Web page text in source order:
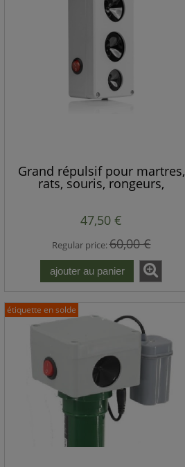
Grand répulsif pour martres,
rats, souris, rongeurs,
renards, ratons laveurs, chats
parleurs
47,50 €
Regular price:60,00 €
ajouter au panier
étiquette en solde